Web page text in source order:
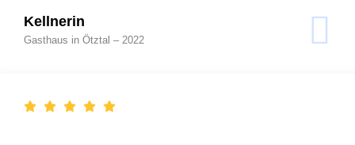
Kellnerin
Gasthaus in Ötztal – 2022